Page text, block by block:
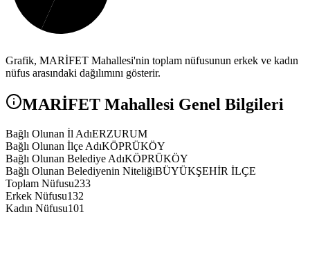
Grafik, MARİFET Mahallesi'nin toplam nüfusunun erkek ve kadın
nüfus arasındaki dağılımını gösterir.
MARİFET Mahallesi Genel Bilgileri
Bağlı Olunan İl AdıERZURUM
Bağlı Olunan İlçe AdıKÖPRÜKÖY
Bağlı Olunan Belediye AdıKÖPRÜKÖY
Bağlı Olunan Belediyenin NiteliğiBÜYÜKŞEHİR İLÇE
Toplam Nüfusu233
Erkek Nüfusu132
Kadın Nüfusu101